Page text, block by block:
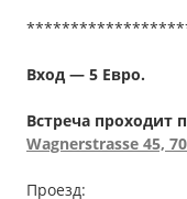
Вход — 5 Евро.
Встреча проходит
Wagnerstrasse 45,
Проезд: